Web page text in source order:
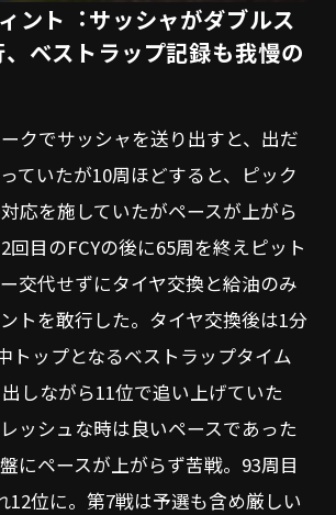
ント︓サッシャがダブルス
ベストラップ記録も我慢の
クでサッシャを送り出すと、出だ
ていたが10周ほどすると、ピック
応を施していたがペースが上がら
回目のFCYの後に65周を終えピット
交代せずにタイヤ交換と給油のみ
トを敢行した。タイヤ交換後は1分
トップとなるベストラップタイム
しながら11位で追い上げていた
ッシュな時は良いペースであった
にペースが上がらず苦戦。93周目
12位に。第7戦は予選も含め厳しい